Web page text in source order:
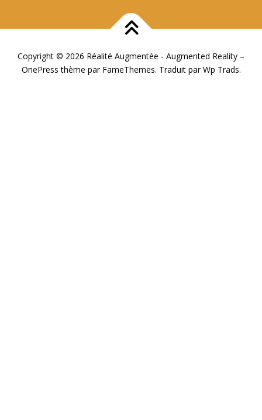
Copyright © 2026 Réalité Augmentée - Augmented Reality –
OnePress thème par FameThemes. Traduit par Wp Trads.